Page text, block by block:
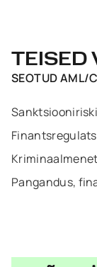
TEISED
SEOTUDAML/
Pangandus,